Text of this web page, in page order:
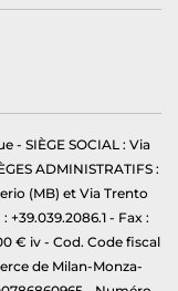
- SIÈGE SOCIAL : Via
ADMINISTRATIFS :
(MB) et Via Trento
+39.039.2086.1 - Fax :
€ iv - Cod. Code fiscal
de Milan-Monza-